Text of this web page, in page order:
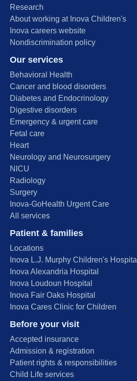
Research
About working at Inova Children's
Inova careers website
Nondiscrimination policy
Our services
Behavioral Health
Cancer and blood disorders
Diabetes and Endocrinology
Digestive disorders
Emergency & urgent care
Fetal care
Heart
Neurology and Neurosurgery
NICU
Radiology
Surgery
Inova-GoHealth Urgent Care
All services
Patient & families
Locations
Inova L.J. Murphy Children's Hospital
Inova Alexandria Hospital
Inova Loudoun Hospital
Inova Fair Oaks Hospital
Inova Cares Clinic for Children
Before your visit
Accepted insurance
Admission & registration
Patient rights & responsibilities
Child Life services